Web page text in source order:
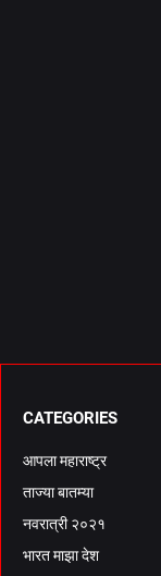
CATEGORIES
आपला महाराष्ट्र
ताज्या बातम्या
नवरात्री २०२१
भारत माझा देश